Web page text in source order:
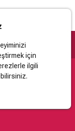
için
ilgili